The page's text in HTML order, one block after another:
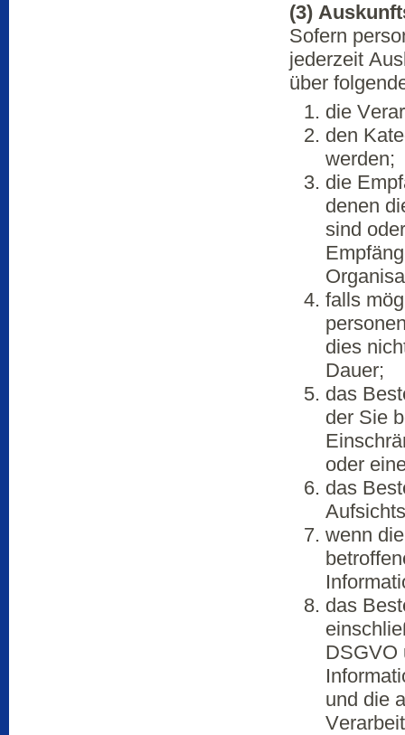
(3)
Sofern
jederzeit
über
die
den
werden;
die
denen
sind
falls
dies
Dauer;
das
der Sie
oder
das
wenn
das
DSGVO
und die